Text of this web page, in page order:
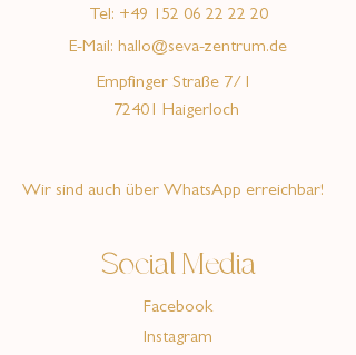
Tel: +49 152 06 22 22 20
E-Mail: hallo@seva-zentrum.de
Empfinger Straße 7/1
72401 Haigerloch
Wir sind auch über WhatsApp erreichbar!
Social Media
Facebook
Instagram